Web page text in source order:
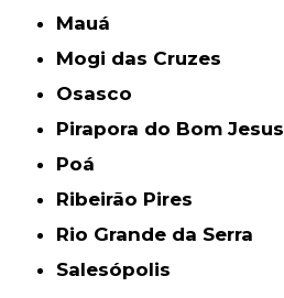
Mauá
Mogi das Cruzes
Osasco
Pirapora do Bom Jesus
Poá
Ribeirão Pires
Rio Grande da Serra
Salesópolis